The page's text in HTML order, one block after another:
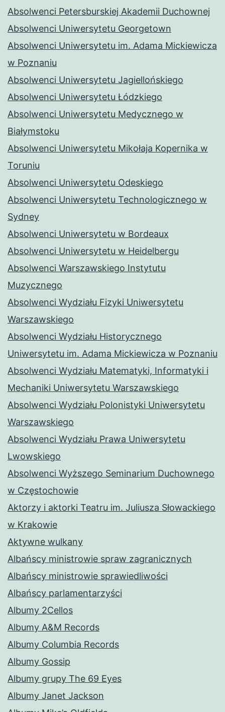
Absolwenci Petersburskiej Akademii Duchownej
Absolwenci Uniwersytetu Georgetown
Absolwenci Uniwersytetu im. Adama Mickiewicza
w Poznaniu
Absolwenci Uniwersytetu Jagiellońskiego
Absolwenci Uniwersytetu Łódzkiego
Absolwenci Uniwersytetu Medycznego w
Białymstoku
Absolwenci Uniwersytetu Mikołaja Kopernika w
Toruniu
Absolwenci Uniwersytetu Odeskiego
Absolwenci Uniwersytetu Technologicznego w
Sydney
Absolwenci Uniwersytetu w Bordeaux
Absolwenci Uniwersytetu w Heidelbergu
Absolwenci Warszawskiego Instytutu
Muzycznego
Absolwenci Wydziału Fizyki Uniwersytetu
Warszawskiego
Absolwenci Wydziału Historycznego
Uniwersytetu im. Adama Mickiewicza w Poznaniu
Absolwenci Wydziału Matematyki, Informatyki i
Mechaniki Uniwersytetu Warszawskiego
Absolwenci Wydziału Polonistyki Uniwersytetu
Warszawskiego
Absolwenci Wydziału Prawa Uniwersytetu
Lwowskiego
Absolwenci Wyższego Seminarium Duchownego
w Częstochowie
Aktorzy i aktorki Teatru im. Juliusza Słowackiego
w Krakowie
Aktywne wulkany
Albańscy ministrowie spraw zagranicznych
Albańscy ministrowie sprawiedliwości
Albańscy parlamentarzyści
Albumy 2Cellos
Albumy A&M Records
Albumy Columbia Records
Albumy Gossip
Albumy grupy The 69 Eyes
Albumy Janet Jackson